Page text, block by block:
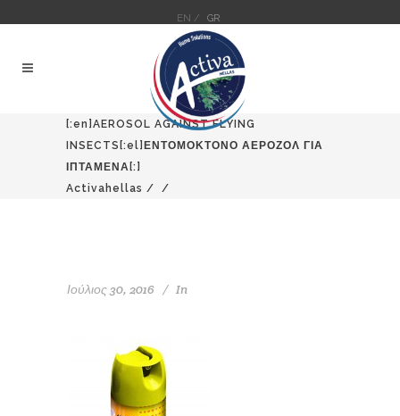
EN / GR
[:en]AEROSOL AGAINST FLYING
INSECTS[:el]ΕΝΤΟΜΟΚΤΟΝΟ ΑΕΡΟΖΟΛ ΓΙΑ
ΙΠΤΑΜΕΝΑ[:]
Activahellas / /
Ιούλιος 30, 2016 In